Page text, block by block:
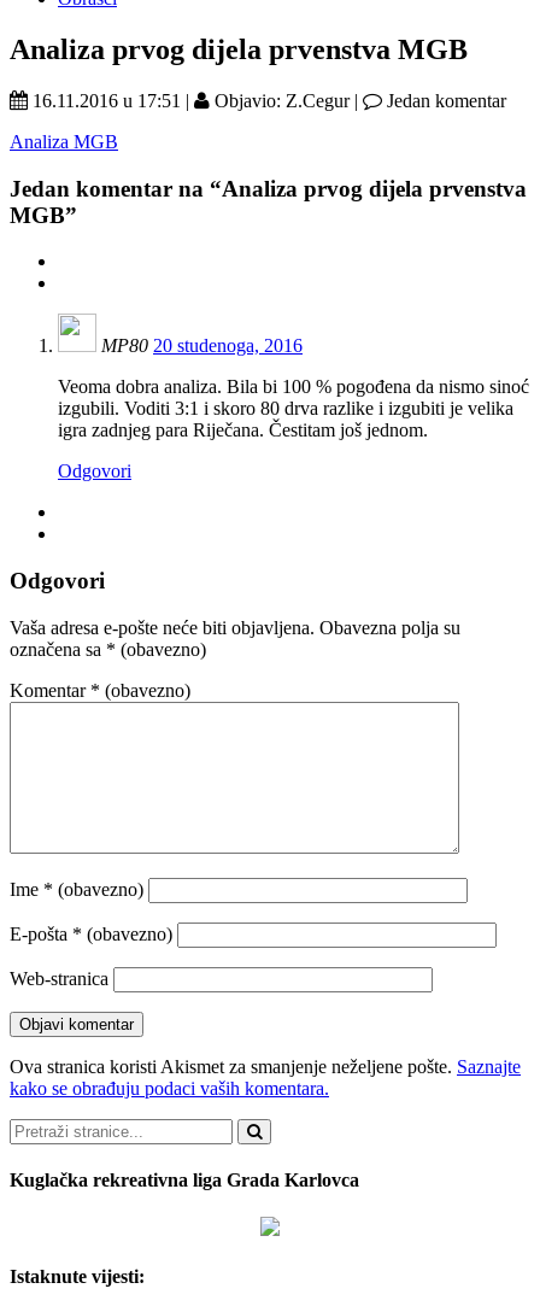
Analiza prvog dijela prvenstva MGB
16.11.2016 u 17:51 | Objavio: Z.Cegur |
Jedan komentar
Analiza MGB
Jedan komentar na “Analiza prvog dijela prvenstva
MGB”
MP80 20 studenoga, 2016
Veoma dobra analiza. Bila bi 100 % pogođena da nismo sinoć
izgubili. Voditi 3:1 i skoro 80 drva razlike i izgubiti je velika
igra zadnjeg para Riječana. Čestitam još jednom.
Odgovori
Odgovori
Vaša adresa e-pošte neće biti objavljena. Obavezna polja su
označena sa * (obavezno)
Komentar * (obavezno)
Ime * (obavezno)
E-pošta * (obavezno)
Web-stranica
Ova stranica koristi Akismet za smanjenje neželjene pošte. Saznajte
kako se obrađuju podaci vaših komentara.
Pretraži
Kuglačka rekreativna liga Grada Karlovca
Istaknute vijesti: